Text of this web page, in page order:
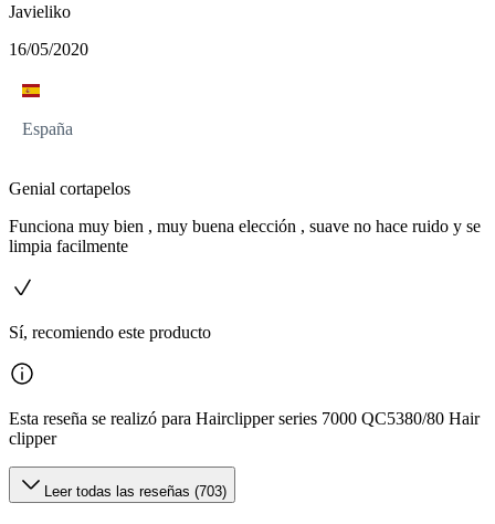
Javieliko
16/05/2020
España
Genial cortapelos
Funciona muy bien , muy buena elección , suave no hace ruido y se
limpia facilmente
Sí, recomiendo este producto
Esta reseña se realizó para Hairclipper series 7000 QC5380/80 Hair
clipper
Leer todas las reseñas (703)